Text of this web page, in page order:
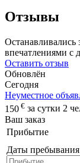
Отзывы
Останавливались
впечатлениями с
Оставить отзыв
Обновлён
Сегодня
Неуместное
150 € за сутки 2
Ваш заказ
Прибытие
Даты пребывания